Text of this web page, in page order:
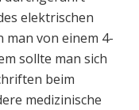
elektrischen
man von einem 4-
sollte man sich
beim
medizinische